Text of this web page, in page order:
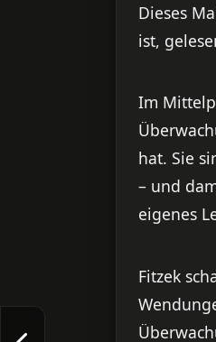
Dieses
ist,
Im
hat. Sie
– und
eigenes
Fitzek